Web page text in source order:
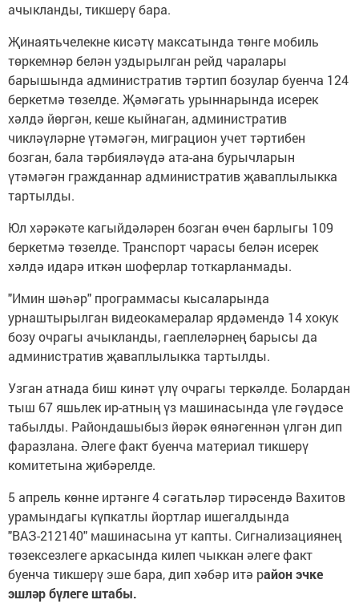
ачыкланды, тикшерү бара.
Җинаятьчелекне кисәтү максатында төнге мобиль
төркемнәр белән уздырылган рейд чаралары
барышында административ тәртип бозулар буенча 124
беркетмә төзелде. Җәмәгать урыннарында исерек
хәлдә йөргән, кеше кыйнаган, административ
чикләүләрне үтәмәгән, миграцион учет тәртибен
бозган, бала тәрбияләүдә ата-ана бурычларын
үтәмәгән гражданнар административ җаваплылыкка
тартылды.
Юл хәрәкәте кагыйдәләрен бозган өчен барлыгы 109
беркетмә төзелде. Транспорт чарасы белән исерек
хәлдә идарә иткән шоферлар тоткарланмады.
"Имин шәһәр" программасы кысаларында
урнаштырылган видеокамералар ярдәмендә 14 хокук
бозу очрагы ачыкланды, гаеплеләрнең барысы да
административ җаваплылыкка тартылды.
Узган атнада биш кинәт үлү очрагы теркәлде. Болардан
тыш 67 яшьлек ир-атның үз машинасында үле гәүдәсе
табылды. Райондашыбыз йөрәк өянәгеннән үлгән дип
фаразлана. Әлеге факт буенча материал тикшерү
комитетына җибәрелде.
5 апрель көнне иртәнге 4 сәгатьләр тирәсендә Вахитов
урамындагы күпкатлы йортлар ишегалдында
"ВАЗ-212140" машинасына ут капты. Сигнализациянең
төзексезлеге аркасында килеп чыккан әлеге факт
буенча тикшерү эше бара, дип хәбәр итә район эчке
эшләр бүлеге штабы.